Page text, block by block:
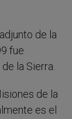
de la
fue
la Sierra.
de la
es el